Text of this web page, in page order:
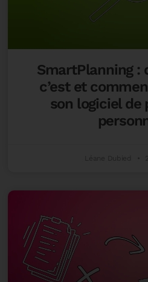
SmartPlanning :
c’est et
son logiciel de